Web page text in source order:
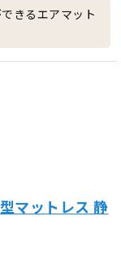
きるエアマット
マットレス 静